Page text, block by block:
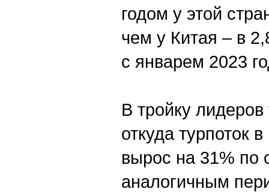
годом у этой
чем у Китая – в
с январем 2023
В тройку
откуда турпоток
вырос на 31% по
аналогичным